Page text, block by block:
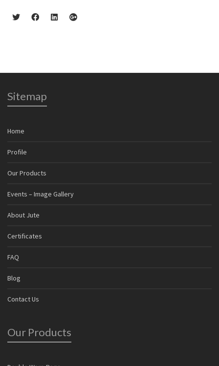
Sitemap
Home
Profile
Our Products
Events – Image Gallery
About Jute
Certificates
FAQ
Blog
Contact Us
Our Products